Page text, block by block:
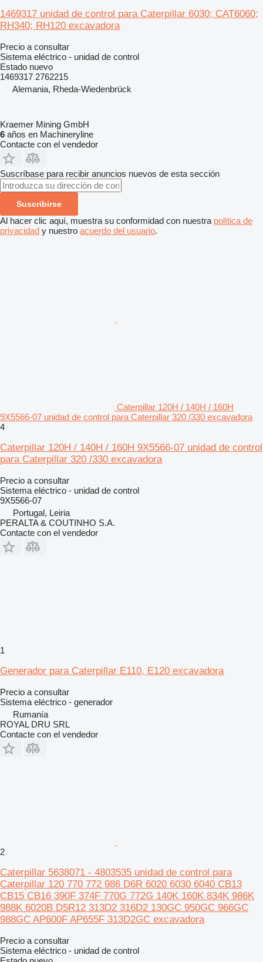
1469317 unidad de control para Caterpillar 6030; CAT6060;
RH340; RH120 excavadora
Precio a consultar
Sistema eléctrico - unidad de control
Estado nuevo
1469317 2762215
Alemania, Rheda-Wiedenbrück
Kraemer Mining GmbH
6 años en Machineryline
Contacte con el vendedor
Suscríbase para recibir anuncios nuevos de esta sección
Suscribirse
Al hacer clic aquí, muestra su conformidad con nuestra política de
privacidad y nuestro acuerdo del usuario.
Caterpillar 120H / 140H / 160H
9X5566-07 unidad de control para Caterpillar 320 /330 excavadora
4
Caterpillar 120H / 140H / 160H 9X5566-07 unidad de control
para Caterpillar 320 /330 excavadora
Precio a consultar
Sistema eléctrico - unidad de control
9X5566-07
Portugal, Leiria
PERALTA & COUTINHO S.A.
Contacte con el vendedor
1
Generador para Caterpillar E110, E120 excavadora
Precio a consultar
Sistema eléctrico - generador
Rumanía
ROYAL DRU SRL
Contacte con el vendedor
2
Caterpillar 5638071 - 4803535 unidad de control para
Caterpillar 120 770 772 986 D6R 6020 6030 6040 CB13
CB15 CB16 390F 374F 770G 772G 140K 160K 834K 986K
988K 6020B D5R12 313D2 316D2 130GC 950GC 966GC
988GC AP600F AP655F 313D2GC excavadora
Precio a consultar
Sistema eléctrico - unidad de control